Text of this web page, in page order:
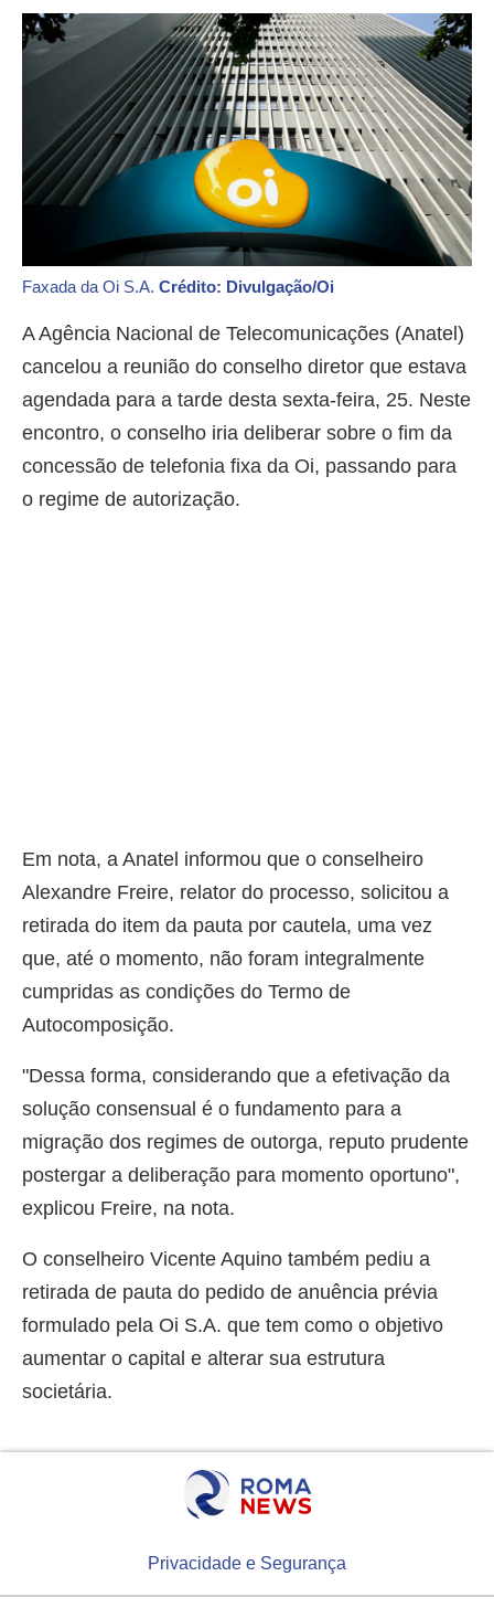
Faxada da Oi S.A. Crédito: Divulgação/Oi
A Agência Nacional de Telecomunicações (Anatel)
cancelou a reunião do conselho diretor que estava
agendada para a tarde desta sexta-feira, 25. Neste
encontro, o conselho iria deliberar sobre o fim da
concessão de telefonia fixa da Oi, passando para
o regime de autorização.
Em nota, a Anatel informou que o conselheiro
Alexandre Freire, relator do processo, solicitou a
retirada do item da pauta por cautela, uma vez
que, até o momento, não foram integralmente
cumpridas as condições do Termo de
Autocomposição.
"Dessa forma, considerando que a efetivação da
solução consensual é o fundamento para a
migração dos regimes de outorga, reputo prudente
postergar a deliberação para momento oportuno",
explicou Freire, na nota.
O conselheiro Vicente Aquino também pediu a
retirada de pauta do pedido de anuência prévia
formulado pela Oi S.A. que tem como o objetivo
aumentar o capital e alterar sua estrutura
societária.
Privacidade e Segurança